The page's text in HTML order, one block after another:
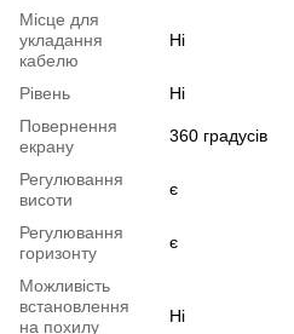
Місце для
укладання
кабелю
Ні
Рівень
Ні
Повернення
екрану
360 градусів
Регулювання
висоти
є
Регулювання
горизонту
є
Можливість
встановлення
на похилу
Ні